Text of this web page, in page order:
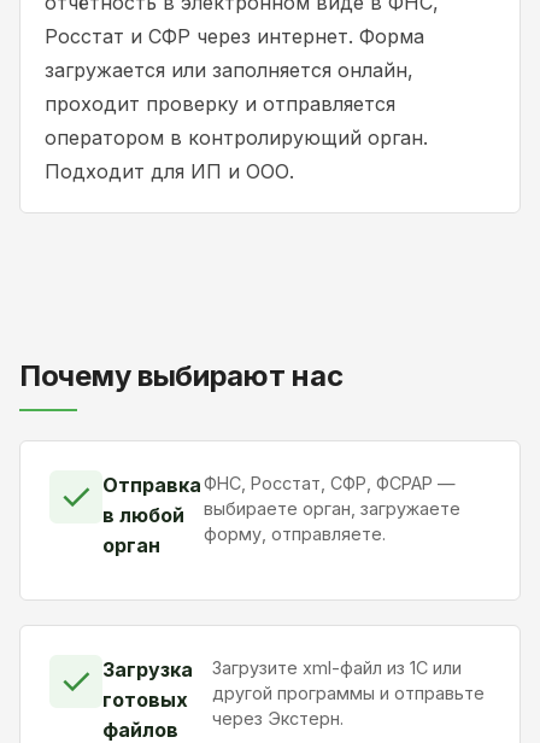
Росстат и СФР через интернет. Форма
загружается или заполняется онлайн,
проходит проверку и отправляется
оператором в контролирующий орган.
Подходит для ИП и ООО.
Почему выбирают нас
✓ Отправка
в любой
орган
ФНС, Росстат, СФР, ФСРАР —
выбираете орган, загружаете
форму, отправляете.
✓ Загрузка
готовых
файлов
Загрузите xml-файл из 1С или
другой программы и отправьте
через Экстерн.